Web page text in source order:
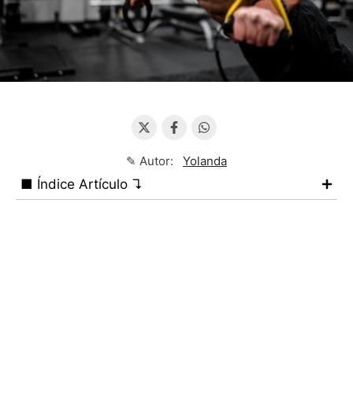
✎ Autor: Yolanda
■ Índice Artículo ↴